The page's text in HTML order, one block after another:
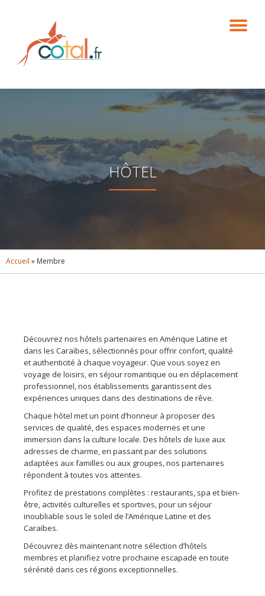
contenu
HÔTEL
Accueil » Membre
Découvrez nos hôtels partenaires en Amérique Latine et
dans les Caraïbes, sélectionnés pour offrir confort, qualité
et authenticité à chaque voyageur. Que vous soyez en
voyage de loisirs, en séjour romantique ou en déplacement
professionnel, nos établissements garantissent des
expériences uniques dans des destinations de rêve.
Chaque hôtel met un point d’honneur à proposer des
services de qualité, des espaces modernes et une
immersion dans la culture locale. Des hôtels de luxe aux
adresses de charme, en passant par des solutions
adaptées aux familles ou aux groupes, nos partenaires
répondent à toutes vos attentes.
Profitez de prestations complètes : restaurants, spa et bien-
être, activités culturelles et sportives, pour un séjour
inoubliable sous le soleil de l’Amérique Latine et des
Caraïbes.
Découvrez dès maintenant notre sélection d’hôtels
membres et planifiez votre prochaine escapade en toute
sérénité dans ces régions exceptionnelles.